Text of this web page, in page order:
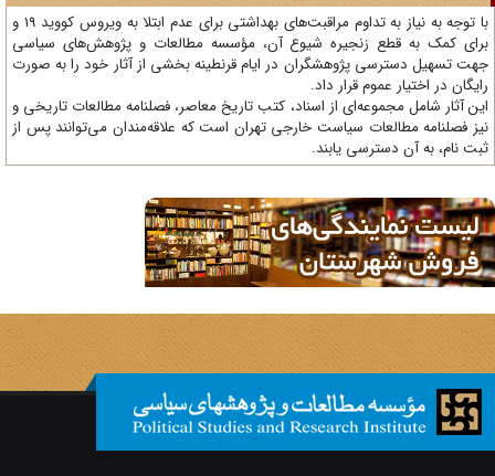
با توجه به نیاز به تداوم مراقبت‌های بهداشتی برای عدم ابتلا به ویروس کووید 19 و
کمک به قطع زنجیره شیوع آن، مؤسسه مطالعات و پژوهش‌های سیاسی
تسهیل دسترسی پژوهشگران در ایام قرنطینه بخشی از آثار خود را به صورت
در اختیار عموم قرار داد.
آثار شامل مجموعه‌ای از اسناد، کتب تاریخ معاصر، فصلنامه‌ مطالعات تاریخی و
فصلنامه مطالعات سیاست خارجی تهران است که علاقه‌مندان می‌توانند پس از
نام، به آن دسترسی یابند.